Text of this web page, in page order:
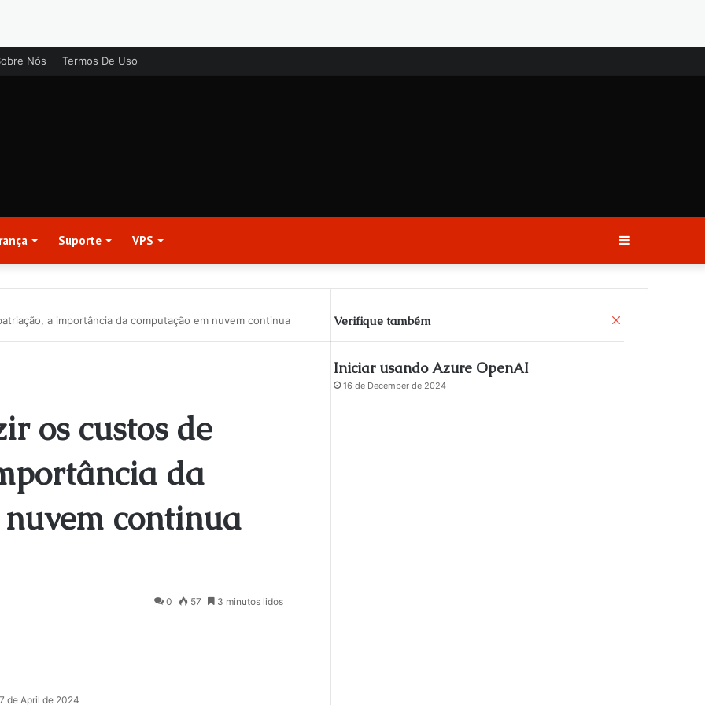
Nós Termos De Uso
Suporte VPS
a importância da computação em nuvem continua
os custos de
da
continua
7 de April de 2024
0 57 3 minutos lidos
Verifique também
Iniciar usando Azure OpenAI
16 de December de 2024